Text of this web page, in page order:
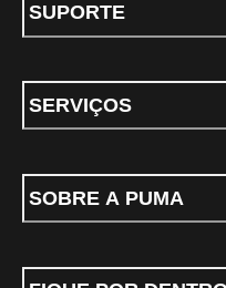
SUPORTE
SERVIÇOS
SOBRE A PUMA